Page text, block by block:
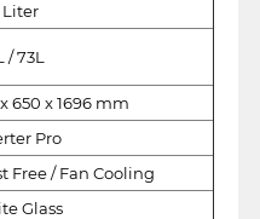
Liter
/ 73L
650 x 1696 mm
Pro
Free / Fan Cooling
Glass